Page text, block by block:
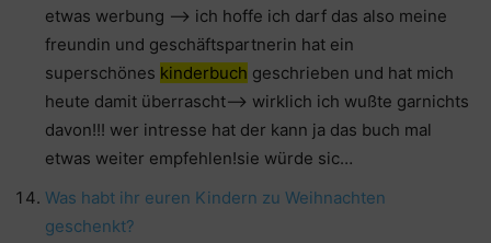
etwas werbung —> ich hoffe ich darf das also meine
freundin und geschäftspartnerin hat ein
superschönes kinderbuch geschrieben und hat mich
heute damit überrascht–> wirklich ich wußte garnichts
davon!!! wer intresse hat der kann ja das buch mal
etwas weiter empfehlen!sie würde sic…
Was habt ihr euren Kindern zu Weihnachten
geschenkt?